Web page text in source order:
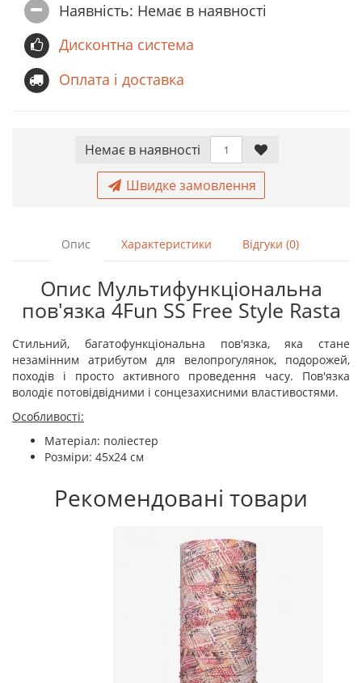
Наявність: Немає в наявностi
Дисконтна система
Оплата і доставка
Немає в наявностi
Швидке замовлення
Опис Характеристики Відгуки (0)
Опис Мультифункціональна
пов'язка 4Fun SS Free Style Rasta
Стильний, багатофункціональна пов'язка, яка стане
незамінним атрибутом для велопрогулянок, подорожей,
походів і просто активного проведення часу. Пов'язка
володіє потовідвідними і сонцезахисними властивостями.
Особливості:
Матеріал: поліестер
Розміри: 45х24 см
Рекомендовані товари